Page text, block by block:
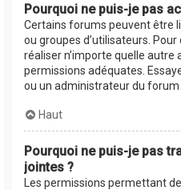
Pourquoi ne puis-je pas
Certains forums peuvent être
ou groupes d’utilisateurs.
réaliser n’importe quelle autre
permissions adéquates.
ou un administrateur du forum
Haut
Pourquoi ne puis-je pas
jointes ?
Les permissions permettant